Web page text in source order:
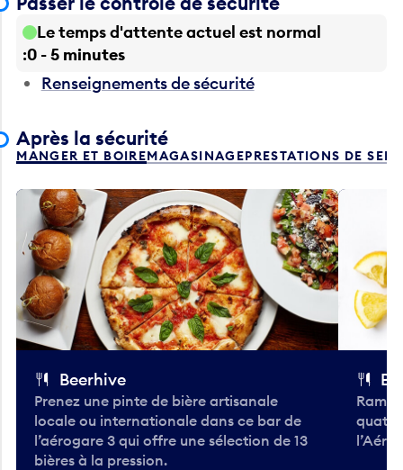
Le temps d'attente actuel est normal
0 - 5 minutes
Renseignements de sécurité
MANGER ET BOIREMAGASINAGE
Prenez une pinte de bière artisanale
locale ou internationale dans ce bar de
l’aérogare 3 qui offre une sélection de 13
bières à la pression.
T3 — Après-sécurité (CAN/INTL)